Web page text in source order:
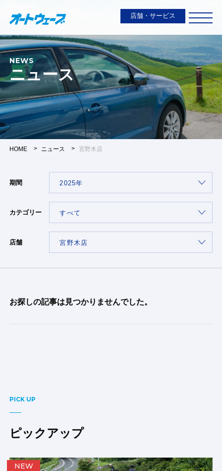
店舗・サービス
NEWS
ニュース
HOME ニュース 宮野木店
期間
カテゴリー
店舗
お探しの記事は見つかりませんでした。
PICK UP
ピックアップ
NEW